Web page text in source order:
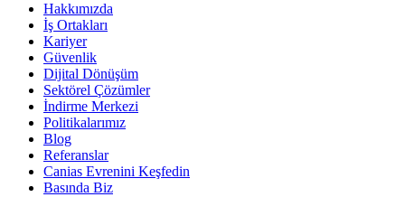
Hakkımızda
İş Ortakları
Kariyer
Güvenlik
Dijital Dönüşüm
Sektörel Çözümler
İndirme Merkezi
Politikalarımız
Blog
Referanslar
Canias Evrenini Keşfedin
Basında Biz